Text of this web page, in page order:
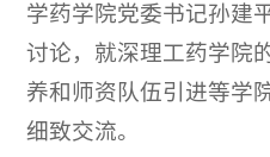
学药学院党委书记孙建
讨论，就深理工药学院
养和师资队伍引进等学
细致交流。